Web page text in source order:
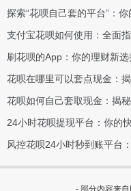
探索“花呗自己套的平台”：
支付宝花呗如何使用：全面
刷花呗的App：你的理财新选
花呗在哪里可以套点现金：
花呗如何自己套取现金：揭
24小时花呗提现平台：你的
风控花呗24小时秒到账平台
- 部分内容来